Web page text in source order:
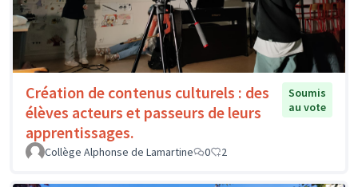
Création de contenus culturels : des
élèves acteurs et passeurs de leurs
apprentissages.
Soumis
au vote
Collège Alphonse de Lamartine 0 2